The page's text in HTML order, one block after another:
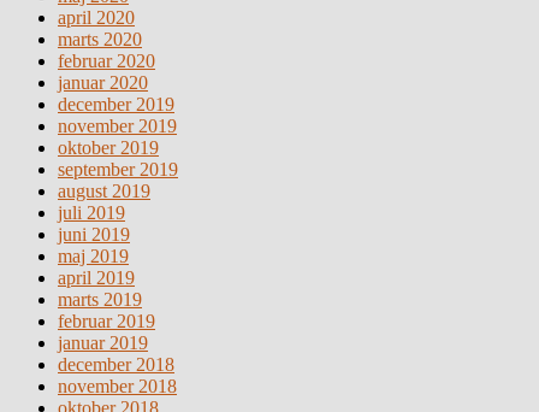
april 2020
marts 2020
februar 2020
januar 2020
december 2019
november 2019
oktober 2019
september 2019
august 2019
juli 2019
juni 2019
maj 2019
april 2019
marts 2019
februar 2019
januar 2019
december 2018
november 2018